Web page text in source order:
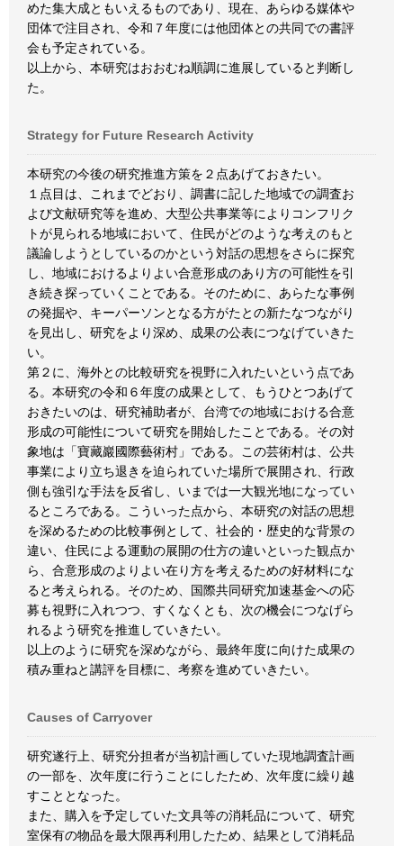
めた集大成ともいえるものであり、現在、あらゆる媒体や
団体で注目され、令和７年度には他団体との共同での書評
会も予定されている。
以上から、本研究はおおむね順調に進展していると判断し
た。
Strategy for Future Research Activity
本研究の今後の研究推進方策を２点あげておきたい。
１点目は、これまでどおり、調書に記した地域での調査お
よび文献研究等を進め、大型公共事業等によりコンフリク
トが見られる地域において、住民がどのような考えのもと
議論しようとしているのかという対話の思想をさらに探究
し、地域におけるよりよい合意形成のあり方の可能性を引
き続き探っていくことである。そのために、あらたな事例
の発掘や、キーパーソンとなる方がたとの新たなつながり
を見出し、研究をより深め、成果の公表につなげていきた
い。
第２に、海外との比較研究を視野に入れたいという点であ
る。本研究の令和６年度の成果として、もうひとつあげて
おきたいのは、研究補助者が、台湾での地域における合意
形成の可能性について研究を開始したことである。その対
象地は「寶藏巖國際藝術村」である。この芸術村は、公共
事業により立ち退きを迫られていた場所で展開され、行政
側も強引な手法を反省し、いまでは一大観光地になってい
るところである。こういった点から、本研究の対話の思想
を深めるための比較事例として、社会的・歴史的な背景の
違い、住民による運動の展開の仕方の違いといった観点か
ら、合意形成のよりよい在り方を考えるための好材料にな
ると考えられる。そのため、国際共同研究加速基金への応
募も視野に入れつつ、すくなくとも、次の機会につなげら
れるよう研究を推進していきたい。
以上のように研究を深めながら、最終年度に向けた成果の
積み重ねと講評を目標に、考察を進めていきたい。
Causes of Carryover
研究遂行上、研究分担者が当初計画していた現地調査計画
の一部を、次年度に行うことにしたため、次年度に繰り越
すこととなった。
また、購入を予定していた文具等の消耗品について、研究
室保有の物品を最大限再利用したため、結果として消耗品